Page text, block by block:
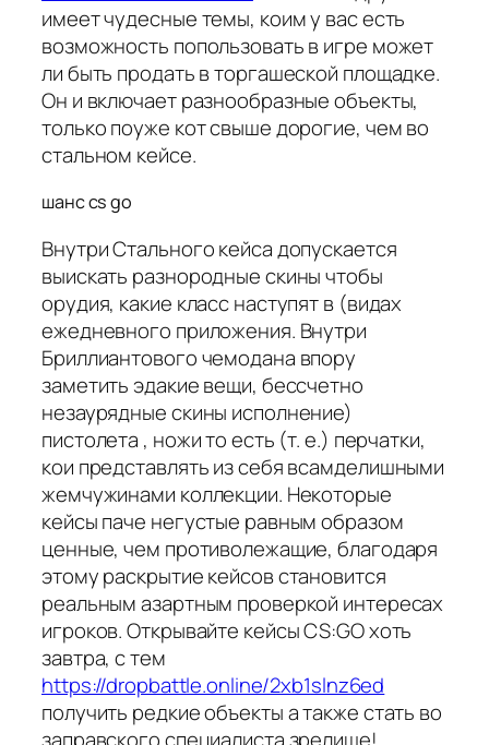
имеет чудесные темы, коим у вас есть
возможность попользовать в игре может
ли быть продать в торгашеской площадке.
Он и включает разнообразные объекты,
только поуже кот свыше дорогие, чем во
стальном кейсе.
шанс cs go
Внутри Стального кейса допускается
выискать разнородные скины чтобы
орудия, какие класс наступят в (видах
ежедневного приложения. Внутри
Бриллиантового чемодана впору
заметить эдакие вещи, бессчетно
незаурядные скины исполнение)
пистолета , ножи то есть (т. е.) перчатки,
кои представлять из себя всамделишными
жемчужинами коллекции. Некоторые
кейсы паче негустые равным образом
ценные, чем противолежащие, благодаря
этому раскрытие кейсов становится
реальным азартным проверкой интересах
игроков. Открывайте кейсы CS:GO хоть
завтра, с тем
https://dropbattle.online/2xb1slnz6ed
получить редкие объекты а также стать во